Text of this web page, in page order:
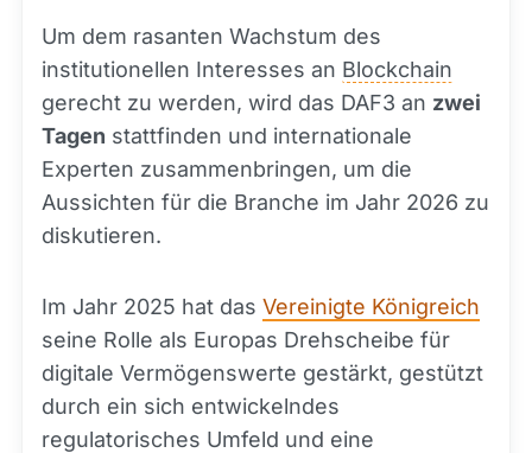
Um dem rasanten Wachstum des
institutionellen Interesses an Blockchain
gerecht zu werden, wird das DAF3 an zwei
Tagen stattfinden und internationale
Experten zusammenbringen, um die
Aussichten für die Branche im Jahr 2026 zu
diskutieren.
Im Jahr 2025 hat das Vereinigte Königreich
seine Rolle als Europas Drehscheibe für
digitale Vermögenswerte gestärkt, gestützt
durch ein sich entwickelndes
regulatorisches Umfeld und eine